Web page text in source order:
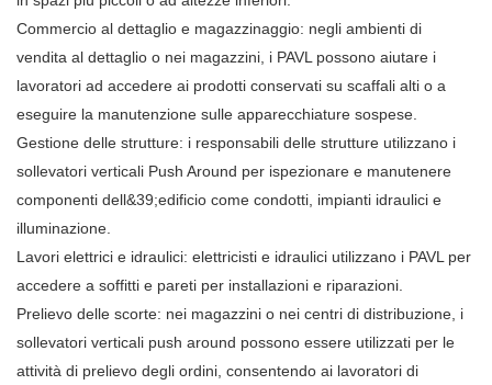
Commercio al dettaglio e magazzinaggio: negli ambienti di
vendita al dettaglio o nei magazzini, i PAVL possono aiutare i
lavoratori ad accedere ai prodotti conservati su scaffali alti o a
eseguire la manutenzione sulle apparecchiature sospese.
Gestione delle strutture: i responsabili delle strutture utilizzano i
sollevatori verticali Push Around per ispezionare e manutenere
componenti dell&39;edificio come condotti, impianti idraulici e
illuminazione.
Lavori elettrici e idraulici: elettricisti e idraulici utilizzano i PAVL per
accedere a soffitti e pareti per installazioni e riparazioni.
Prelievo delle scorte: nei magazzini o nei centri di distribuzione, i
sollevatori verticali push around possono essere utilizzati per le
attività di prelievo degli ordini, consentendo ai lavoratori di